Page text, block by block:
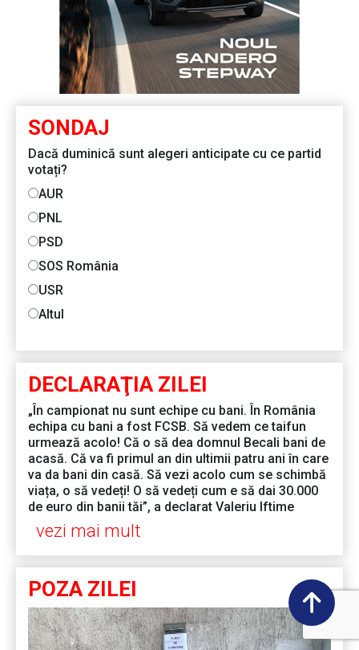
SONDAJ
Dacă duminică sunt alegeri anticipate cu ce partid
votați?
AUR
PNL
PSD
SOS România
USR
Altul
DECLARAŢIA ZILEI
„În campionat nu sunt echipe cu bani. În România
echipa cu bani a fost FCSB. Să vedem ce taifun
urmează acolo! Că o să dea domnul Becali bani de
acasă. Că va fi primul an din ultimii patru ani în care
va da bani din casă. Să vezi acolo cum se schimbă
viața, o să vedeți! O să vedeți cum e să dai 30.000
de euro din banii tăi”, a declarat Valeriu Iftime
vezi mai mult
POZA ZILEI